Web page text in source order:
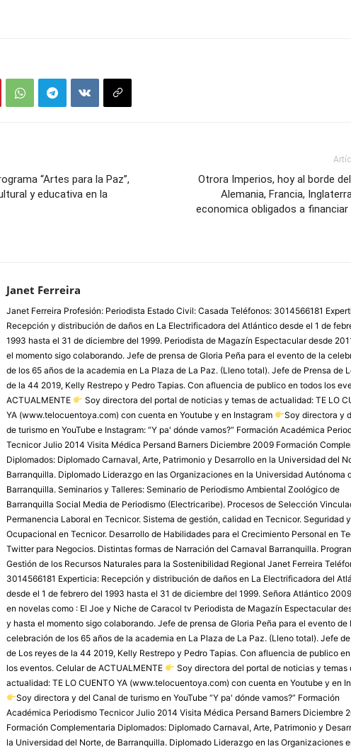
“Artes para la Paz”,
y educativa en la
Otrora Imperios, hoy al borde
Alemania, Francia,
economica obligados a financiar
Janet Ferreira
Janet Ferreira Profesión: Periodista Estado Civil: Casada Teléfonos: 3014566181
Recepción y distribución de daños en La Electrificadora del Atlántico desde el 1 de
1993 hasta el 31 de diciembre del 1999. Periodista de Magazín Espectacular desde
el momento sigo colaborando. Jefe de prensa de Gloria Peña para el evento de la
de los 65 años de la academia en La Plaza de La Paz. (Lleno total). Jefe de Prensa de
de la 44 2019, Kelly Restrepo y Pedro Tapias. Con afluencia de publico en todos los
ACTUALMENTE
Soy directora del portal de noticias y temas de actualidad: TE LO
YA (www.telocuentoya.com) con cuenta en Youtube y en Instagram
Soy directora y
de turismo en YouTube e Instagram: “Y pa' dónde vamos?” Formación Académica
Tecnicor Julio 2014 Visita Médica Persand Barners Diciembre 2009 Formación
Diplomados: Diplomado Carnaval, Arte, Patrimonio y Desarrollo en la Universidad del
Barranquilla. Diplomado Liderazgo en las Organizaciones en la Universidad Autónoma
Barranquilla. Seminarios y Talleres: Seminario de Periodismo Ambiental Zoológico de
Barranquilla Social Media de Periodismo (Electricaribe). Procesos de Selección
Permanencia Laboral en Tecnicor. Sistema de gestión, calidad en Tecnicor. Seguridad
Ocupacional en Tecnicor. Desarrollo de Habilidades para el Crecimiento Personal en
Twitter para Negocios. Distintas formas de Narración del Carnaval Barranquilla.
Gestión de los Recursos Naturales para la Sostenibilidad Regional Janet Ferreira
3014566181 Experticia: Recepción y distribución de daños en La Electrificadora del
desde el 1 de febrero del 1993 hasta el 31 de diciembre del 1999. Señora Atlántico
en novelas como : El Joe y Niche de Caracol tv Periodista de Magazín Espectacular
y hasta el momento sigo colaborando. Jefe de prensa de Gloria Peña para el evento de
celebración de los 65 años de la academia en La Plaza de La Paz. (Lleno total). Jefe
de Los reyes de la 44 2019, Kelly Restrepo y Pedro Tapias. Con afluencia de publico
los eventos. Celular de ACTUALMENTE
Soy directora del portal de noticias y temas
actualidad: TE LO CUENTO YA (www.telocuentoya.com) con cuenta en Youtube y en
Soy directora y del Canal de turismo en YouTube “Y pa' dónde vamos?” Formación
Académica Periodismo Tecnicor Julio 2014 Visita Médica Persand Barners Diciembre
Formación Complementaria Diplomados: Diplomado Carnaval, Arte, Patrimonio y
la Universidad del Norte, de Barranquilla. Diplomado Liderazgo en las Organizaciones